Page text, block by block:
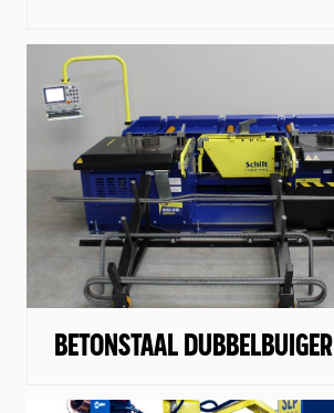
Actueel
Contact
BETONSTAAL DUBBELBUIGER